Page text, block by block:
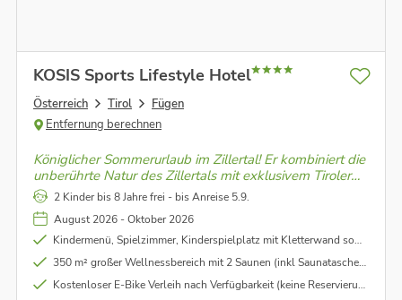
KOSIS Sports Lifestyle Hotel
Österreich Tirol
Fügen
Entfernung berechnen
Königlicher Sommerurlaub im Zillertal! Er kombiniert die
unberührte Natur des Zillertals mit exklusivem Tiroler
Urlaubsflair. Er sorgt für einen perfekten Mix aus dem
geliebten Aktivsein und süßen Nichtstun.
2 Kinder bis 8 Jahre frei - bis Anreise 5.9.
August 2026 - Oktober 2026
Kindermenü, Spielzimmer, Kinderspielplatz mit Kletterwand sowie Kinderhochstühle (nach Verfügbarkeit)
350 m² großer Wellnessbereich mit 2 Saunen (inkl Saunatasche), Dampfbad, Ruheraum und Erlebnisdusche
Kostenloser E-Bike Verleih nach Verfügbarkeit (keine Reservierung möglich) im Wert von € 45,00 pro Tag/pro Rad.